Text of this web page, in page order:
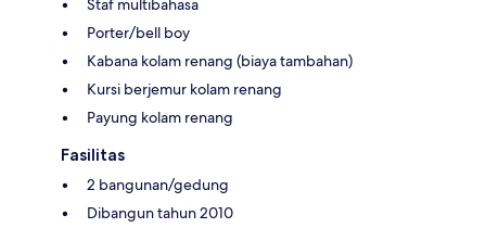
Staf multibahasa
Porter/bell boy
Kabana kolam renang (biaya tambahan)
Kursi berjemur kolam renang
Payung kolam renang
Fasilitas
2 bangunan/gedung
Dibangun tahun 2010